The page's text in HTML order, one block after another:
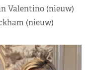
Valentino (nieuw)
(nieuw)